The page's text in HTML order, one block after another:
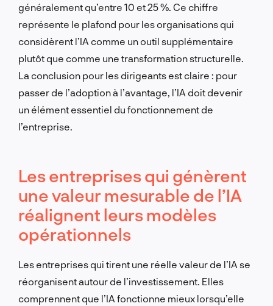
généralement qu’entre 10 et 25 %. Ce chiffre
représente le plafond pour les organisations qui
considèrent l’IA comme un outil supplémentaire
plutôt que comme une transformation structurelle.
La conclusion pour les dirigeants est claire : pour
passer de l’adoption à l’avantage, l’IA doit devenir
un élément essentiel du fonctionnement de
l’entreprise.
Les entreprises qui génèrent
une valeur mesurable de l’IA
réalignent leurs modèles
opérationnels
Les entreprises qui tirent une réelle valeur de l’IA se
réorganisent autour de l’investissement. Elles
comprennent que l’IA fonctionne mieux lorsqu’elle